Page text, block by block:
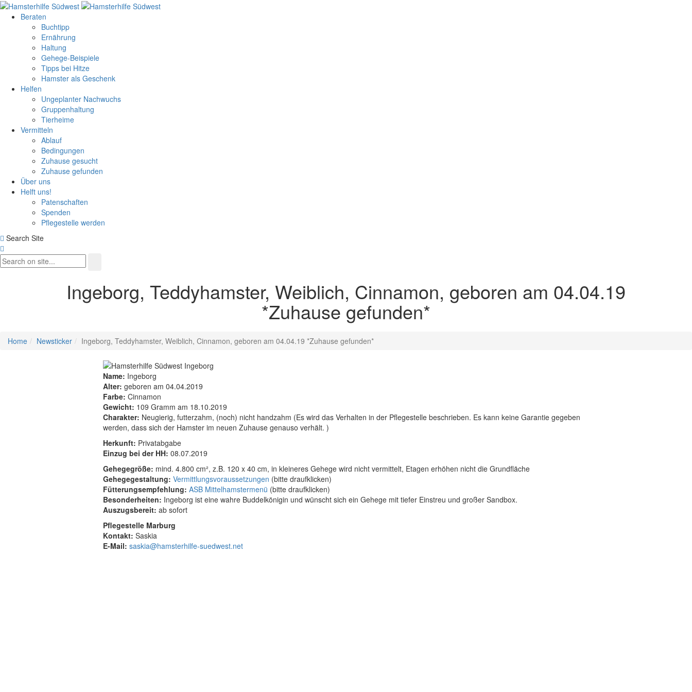
Beraten
Buchtipp
Ernährung
Haltung
Gehege-Beispiele
Tipps bei Hitze
Hamster als Geschenk
Helfen
Ungeplanter Nachwuchs
Gruppenhaltung
Tierheime
Vermitteln
Ablauf
Bedingungen
Zuhause gesucht
Zuhause gefunden
Über uns
Helft uns!
Patenschaften
Spenden
Pflegestelle werden
Search Site
Ingeborg, Teddyhamster, Weiblich, Cinnamon, geboren am 04.04.19
*Zuhause gefunden*
Home Newsticker Ingeborg, Teddyhamster, Weiblich, Cinnamon, geboren am 04.04.19 *Zuhause gefunden*
Name: Ingeborg
Alter: geboren am 04.04.2019
Farbe: Cinnamon
Gewicht: 109 Gramm am 18.10.2019
Charakter: Neugierig, futterzahm, (noch) nicht handzahm (Es wird das Verhalten in der Pflegestelle beschrieben. Es kann keine Garantie gegeben
werden, dass sich der Hamster im neuen Zuhause genauso verhält. )
Herkunft: Privatabgabe
Einzug bei der HH: 08.07.2019
Gehegegröße: mind. 4.800 cm², z.B. 120 x 40 cm, in kleineres Gehege wird nicht vermittelt, Etagen erhöhen nicht die Grundfläche
Gehegegestaltung: Vermittlungsvoraussetzungen (bitte draufklicken)
Fütterungsempfehlung: ASB Mittelhamstermenü (bitte draufklicken)
Besonderheiten: Ingeborg ist eine wahre Buddelkönigin und wünscht sich ein Gehege mit tiefer Einstreu und großer Sandbox.
Auszugsbereit: ab sofort
Pflegestelle Marburg
Kontakt: Saskia
E-Mail: saskia@hamsterhilfe-suedwest.net